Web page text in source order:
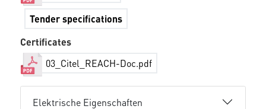
Tender specifications
Certificates
03_Citel_REACH-Doc.pdf
Elektrische Eigenschaften